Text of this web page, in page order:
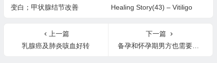
变白；甲状腺结节改善
Healing Story(43) – Vitiligo
上一篇
乳腺癌及肺炎咳血好转
下一篇
备孕和怀孕期男方也需要一起吃叶酸吗？